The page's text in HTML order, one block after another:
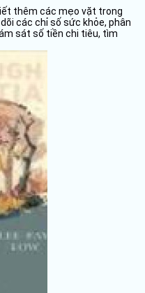
thêm các mẹo vặt trong
các chỉ số sức khỏe, phân
sát số tiền chi tiêu, tìm